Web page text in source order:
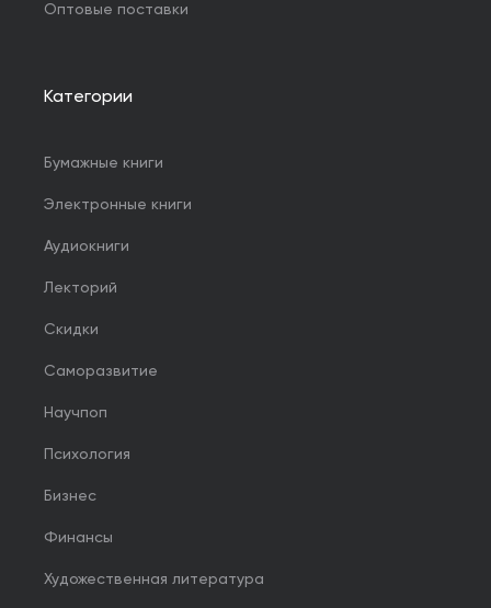
Оптовые поставки
Категории
Бумажные книги
Электронные книги
Аудиокниги
Лекторий
Скидки
Саморазвитие
Научпоп
Психология
Бизнес
Финансы
Художественная литература